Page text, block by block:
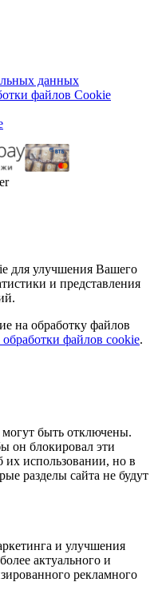
данных
файлов Cookie
для улучшения Вашего
и представления
на обработку файлов
файлов cookie.
быть отключены.
он блокировал эти
использовании, но в
разделы сайта не будут
и улучшения
актуального и
рекламного